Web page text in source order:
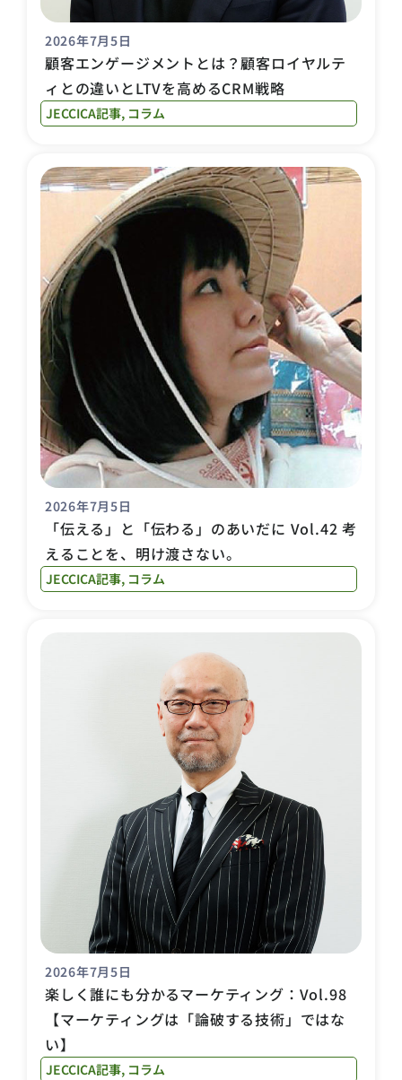
2026年7月5日
顧客エンゲージメントとは？顧客ロイヤルテ
ィとの違いとLTVを高めるCRM戦略
JECCICA記事, コラム
2026年7月5日
「伝える」と「伝わる」のあいだに Vol.42 考
えることを、明け渡さない。
JECCICA記事, コラム
2026年7月5日
楽しく誰にも分かるマーケティング：Vol.98
【マーケティングは「論破する技術」ではな
い】
JECCICA記事, コラム